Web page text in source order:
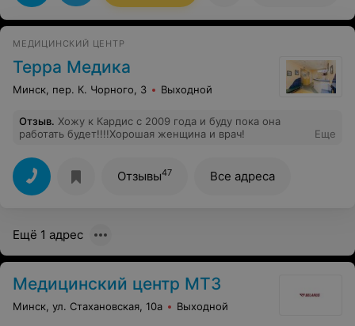
МЕДИЦИНСКИЙ ЦЕНТР
Терра Медика
Минск, пер. К. Чорного, 3 Выходной
Отзыв. Хожу к Кардис с 2009 года и буду пока она
работать будет!!!!Хорошая женщина и врач!
Еще
Отзывы47 Все адреса
Ещё 1 адрес
Медицинский центр МТЗ
Минск, ул. Стахановская, 10а Выходной